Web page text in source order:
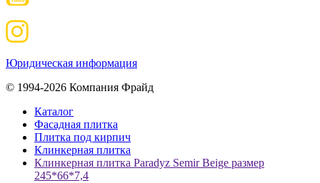
Юридическая информация
© 1994-2026 Компания Фрайд
Каталог
Фасадная плитка
Плитка под кирпич
Клинкерная плитка
Клинкерная плитка Paradyz Semir Beige размер
245*66*7,4